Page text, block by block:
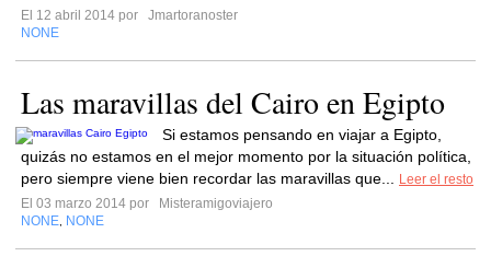
El 12 abril 2014 por
Jmartoranoster
NONE
Las maravillas del Cairo en Egipto
Si estamos pensando en viajar a Egipto,
quizás no estamos en el mejor momento por la situación política,
pero siempre viene bien recordar las maravillas que...
Leer el resto
El 03 marzo 2014 por
Misteramigoviajero
NONE NONE